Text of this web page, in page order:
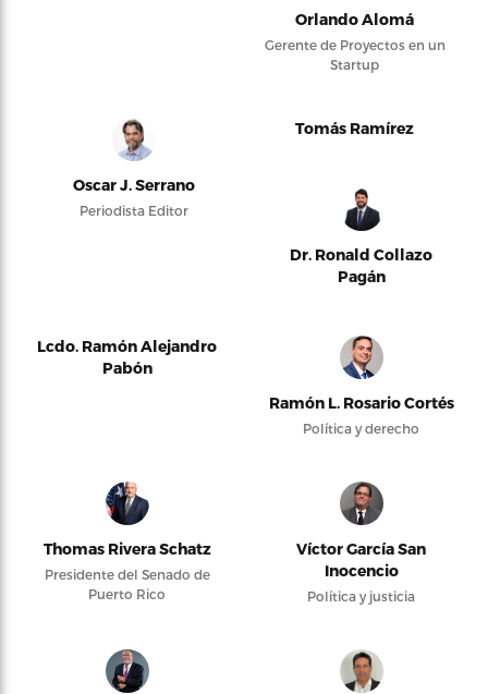
Orlando Alomá
Gerente de Proyectos en un
Startup
Oscar J. Serrano
Periodista Editor
Tomás Ramírez
Dr. Ronald Collazo
Pagán
Lcdo. Ramón Alejandro
Pabón
Ramón L. Rosario Cortés
Política y derecho
Thomas Rivera Schatz
Presidente del Senado de
Puerto Rico
Víctor García San
Inocencio
Política y justicia